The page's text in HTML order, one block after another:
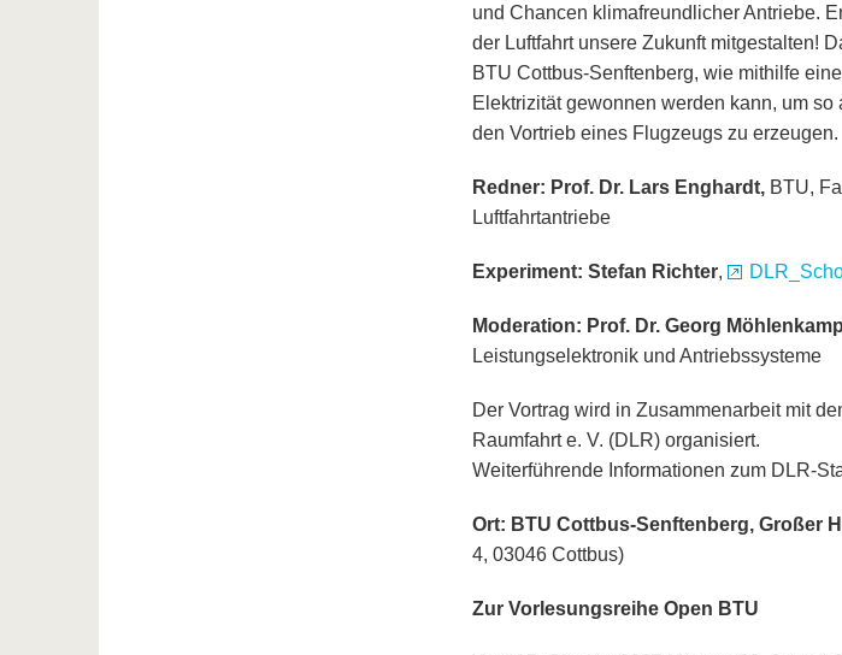
und Chancen klimafreundlicher Antriebe.
der Luftfahrt unsere Zukunft mitgestalten!
BTU Cottbus-Senftenberg, wie mithilfe
Elektrizität gewonnen werden kann, um
den Vortrieb eines Flugzeugs zu erzeugen.
Redner: Prof. Dr. Lars Enghardt, BTU,
Luftfahrtantriebe
Experiment: Stefan Richter,
Moderation: Prof. Dr. Georg Möhlenkamp
Leistungselektronik und Antriebssysteme
Der Vortrag wird in Zusammenarbeit mit
Raumfahrt e. V. (DLR) organisiert.
Weiterführende Informationen zum DLR-
Ort: BTU Cottbus-Senftenberg, Großer
4, 03046 Cottbus)
Zur Vorlesungsreihe Open BTU